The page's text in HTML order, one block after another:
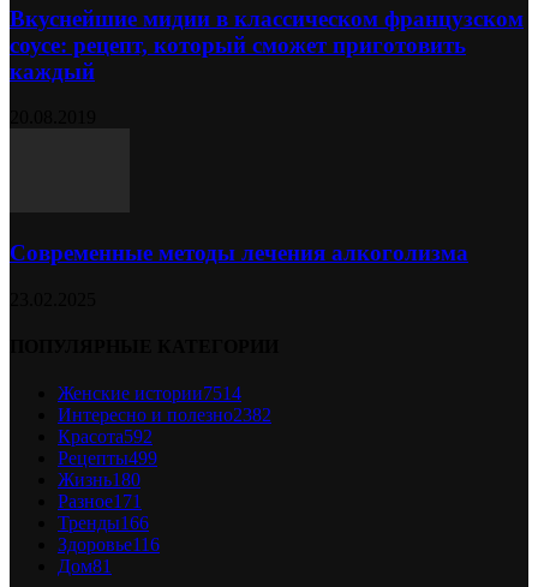
Вкуснейшие мидии в классическом французском
соусе: рецепт, который сможет приготовить
каждый
Современные методы лечения алкоголизма
Женские истории7514
Интересно и полезно2382
Красота592
Рецепты499
Жизнь180
Разное171
Тренды166
Здоровье116
Дом81